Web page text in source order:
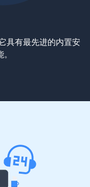
具有最先进的内置安